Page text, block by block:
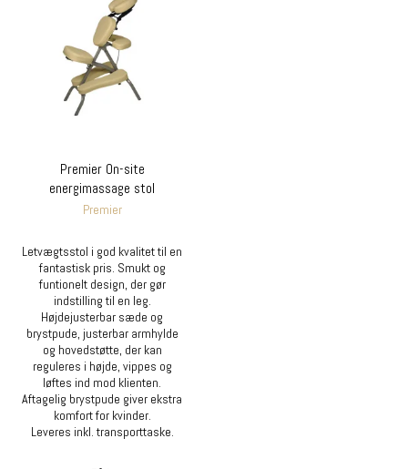
Premier On-site
energimassage stol
Premier
Letvægtsstol i god kvalitet til en
fantastisk pris. Smukt og
funtionelt design, der gør
indstilling til en leg.
Højdejusterbar sæde og
brystpude, justerbar armhylde
og hovedstøtte, der kan
reguleres i højde, vippes og
løftes ind mod klienten.
Aftagelig brystpude giver ekstra
komfort for kvinder.
Leveres inkl. transporttaske.